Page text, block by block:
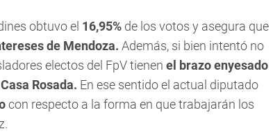
obtuvo el 16,95% de los votos y asegura que
de Mendoza. Además, si bien intentó no
electos del FpV tienen el brazo enyesado
Rosada. En ese sentido el actual diputado
con respecto a la forma en que trabajarán los